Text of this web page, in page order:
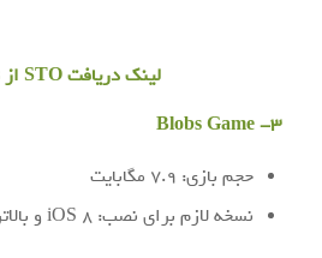
لینک دریافت STO از iTunes
3- Blobs Game
حجم بازی: 7.9 مگابایت
نسخه لازم برای نصب: iOS 8 و بالاتر